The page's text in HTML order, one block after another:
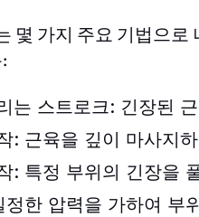
몇 가지 주요 기법으
는 스트로크: 긴장된
: 근육을 깊이 마사지
: 특정 부위의 긴장을
정한 압력을 가하여 부